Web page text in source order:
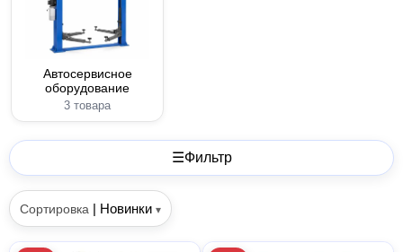
Автосервисное
оборудование
3 товара
☰Фильтр
Сортировка | Новинки ▾